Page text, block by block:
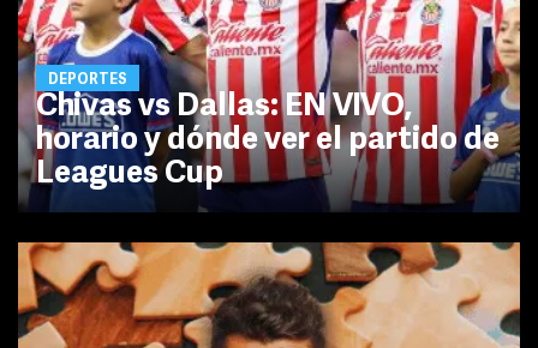
DEPORTES
Chivas vs Dallas: EN VIVO,
horario y dónde ver el partido de
Leagues Cup